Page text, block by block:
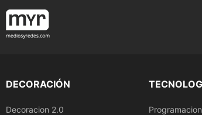
DECORACIÓN
Decoracion 2.0